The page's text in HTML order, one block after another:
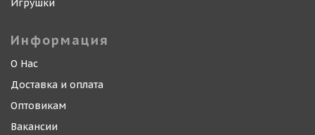
Игрушки
Информация
О Нас
Доставка и оплата
Оптовикам
Вакансии